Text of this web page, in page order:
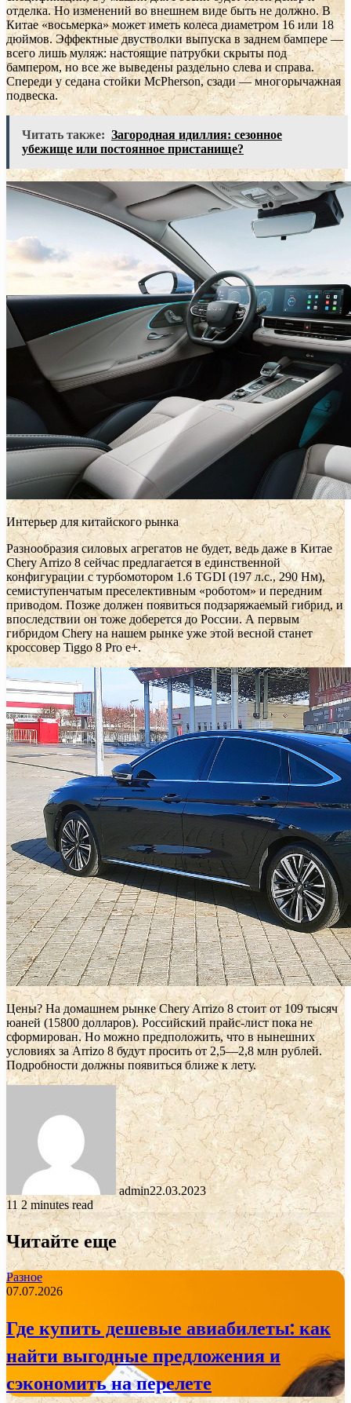
отделка. Но изменений во внешнем виде быть не должно. В
Китае «восьмерка» может иметь колеса диаметром 16 или 18
дюймов. Эффектные двустволки выпуска в заднем бампере —
всего лишь муляж: настоящие патрубки скрыты под
бампером, но все же выведены раздельно слева и справа.
Спереди у седана стойки McPherson, сзади — многорычажная
подвеска.
Читать также: Загородная идиллия: сезонное
убежище или постоянное пристанище?
Интерьер для китайского рынка
Разнообразия силовых агрегатов не будет, ведь даже в Китае
Chery Arrizo 8 сейчас предлагается в единственной
конфигурации с турбомотором 1.6 TGDI (197 л.с., 290 Нм),
семиступенчатым преселективным «роботом» и передним
приводом. Позже должен появиться подзаряжаемый гибрид, и
впоследствии он тоже доберется до России. А первым
гибридом Chery на нашем рынке уже этой весной станет
кроссовер Tiggo 8 Pro e+.
Цены? На домашнем рынке Chery Arrizo 8 стоит от 109 тысяч
юаней (15800 долларов). Российский прайс-лист пока не
сформирован. Но можно предположить, что в нынешних
условиях за Arrizo 8 будут просить от 2,5—2,8 млн рублей.
Подробности должны появиться ближе к лету.
admin22.03.2023
11 2 minutes read
Читайте еще
Разное
07.07.2026
Где купить дешевые авиабилеты: как
найти выгодные предложения и
сэкономить на перелете